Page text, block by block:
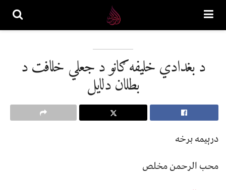
د ‌بغدادي خليفه ګانو د جعلي خلافت د
بطلان دلايل
درېیمه برخه
محب الرحمن مخلص